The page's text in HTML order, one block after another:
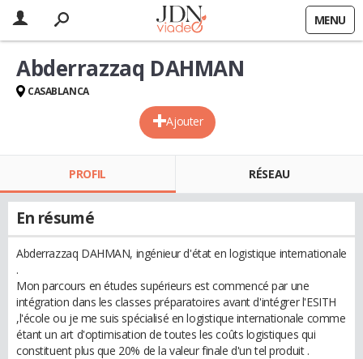
MENU
Ajouter
Abderrazzaq DAHMAN
CASABLANCA
PROFIL RÉSEAU
En résumé
Abderrazzaq DAHMAN, ingénieur d'état en logistique internationale
.
Mon parcours en études supérieurs est commencé par une
intégration dans les classes préparatoires avant d'intégrer l'ESITH
,l'école ou je me suis spécialisé en logistique internationale comme
étant un art d'optimisation de toutes les coûts logistiques qui
constituent plus que 20% de la valeur finale d'un tel produit .